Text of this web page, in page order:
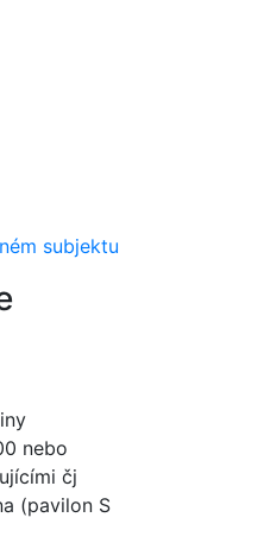
subjektu
nebo
čj
(pavilon S